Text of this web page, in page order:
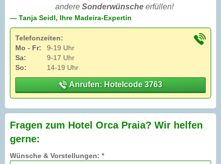
andere Sonderwünsche erfüllen!
— Tanja Seidl, Ihre Madeira-Expertin
Telefonzeiten:
Mo - Fr:
9-19 Uhr
Sa:
9-17 Uhr
So:
14-19 Uhr
Anrufen: Hotelcode 3763
Fragen zum Hotel Orca Praia? Wir helfen
gerne:
Wünsche & Vorstellungen: *